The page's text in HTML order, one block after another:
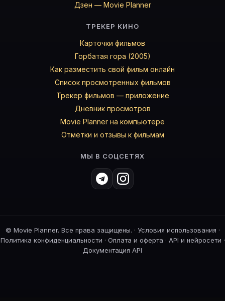
Дзен — Movie Planner
ТРЕКЕР КИНО
Карточки фильмов
Горбатая гора (2005)
Как разместить свой фильм онлайн
Список просмотренных фильмов
Трекер фильмов — приложение
Дневник просмотров
Movie Planner на компьютере
Отметки и отзывы к фильмам
МЫ В СОЦСЕТЯХ
© Movie Planner. Все права защищены. · Условия использования ·
Политика конфиденциальности · Оплата и оферта · API и нейросети ·
Документация API